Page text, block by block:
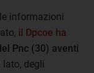
informazioni
il Dpcoe ha
Pnc (30) aventi
lato, degli